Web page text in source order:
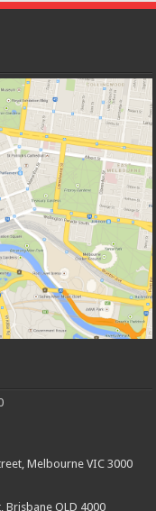
Melbourne VIC 3000
Brisbane QLD 4000